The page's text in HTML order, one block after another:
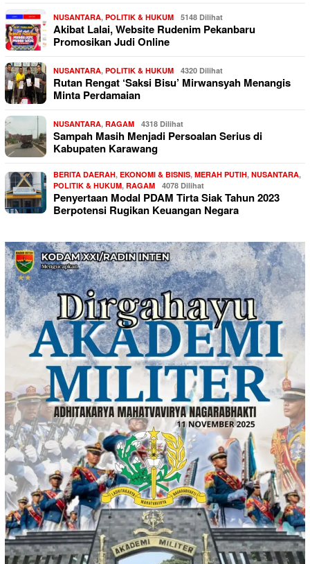
NUSANTARA, POLITIK & HUKUM 5148 Dilihat
Akibat Lalai, Website Rudenim Pekanbaru
Promosikan Judi Online
NUSANTARA, POLITIK & HUKUM 4320 Dilihat
Rutan Rengat ‘Saksi Bisu’ Mirwansyah Menangis
Minta Perdamaian
NUSANTARA, RAGAM 4318 Dilihat
Sampah Masih Menjadi Persoalan Serius di
Kabupaten Karawang
BERITA DAERAH, EKONOMI & BISNIS, MERAH PUTIH, NUSANTARA,
POLITIK & HUKUM, RAGAM 4078 Dilihat
Penyertaan Modal PDAM Tirta Siak Tahun 2023
Berpotensi Rugikan Keuangan Negara